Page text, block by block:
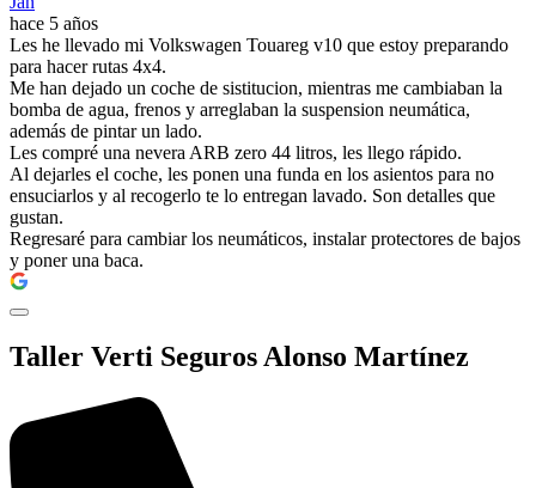
hace 5 años
Les he llevado mi Volkswagen Touareg v10 que estoy preparando
para hacer rutas 4x4.
Me han dejado un coche de sistitucion, mientras me cambiaban la
bomba de agua, frenos y arreglaban la suspension neumática,
además de pintar un lado.
Les compré una nevera ARB zero 44 litros, les llego rápido.
Al dejarles el coche, les ponen una funda en los asientos para no
ensuciarlos y al recogerlo te lo entregan lavado. Son detalles que
gustan.
Regresaré para cambiar los neumáticos, instalar protectores de bajos
y poner una baca.
Taller Verti Seguros Alonso Martínez